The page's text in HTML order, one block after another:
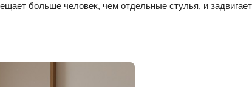
больше человек, чем отдельные стулья, и